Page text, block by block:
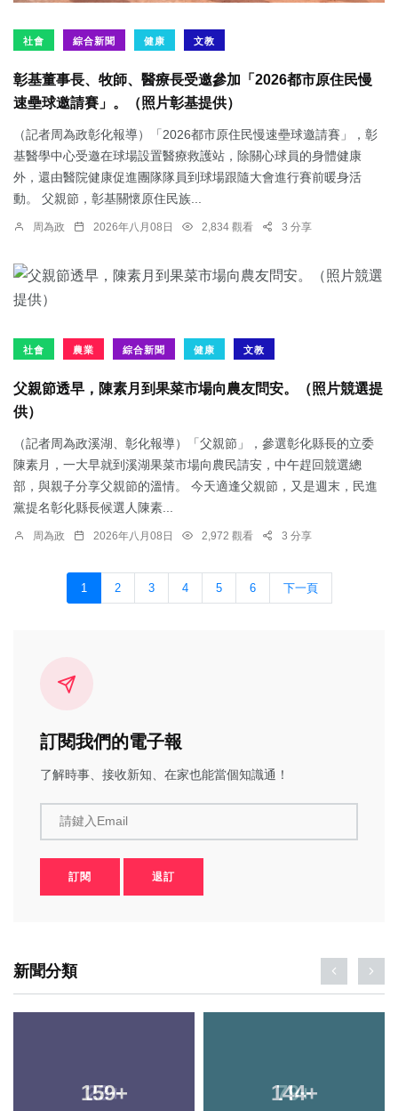
社會 綜合新聞 健康 文教
彰基董事長、牧師、醫療長受邀參加「2026都市原住民慢
速壘球邀請賽」。（照片彰基提供）
（記者周為政彰化報導）「2026都市原住民慢速壘球邀請賽」，彰
基醫學中心受邀在球場設置醫療救護站，除關心球員的身體健康
外，還由醫院健康促進團隊隊員到球場跟隨大會進行賽前暖身活
動。 父親節，彰基關懷原住民族...
周為政 2026年八月08日 2,834 觀看 3 分享
社會 農業 綜合新聞 健康 文教
父親節透早，陳素月到果菜市場向農友問安。（照片競選提
供）
（記者周為政溪湖、彰化報導）「父親節」，參選彰化縣長的立委
陳素月，一大早就到溪湖果菜市場向農民請安，中午趕回競選總
部，與親子分享父親節的溫情。 今天適逢父親節，又是週末，民進
黨提名彰化縣長候選人陳素...
周為政 2026年八月08日 2,972 觀看 3 分享
1 2 3 4 5 6 下一頁
訂閱我們的電子報
了解時事、接收新知、在家也能當個知識通！
請鍵入Email
訂閱 退訂
新聞分類
159+ 144+